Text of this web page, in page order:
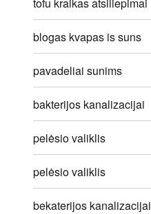
blogas kvapas is suns
pavadeliai sunims
bakterijos kanalizacijai
pelėsio valiklis
pelėsio valiklis
bekaterijos kanalizacijai